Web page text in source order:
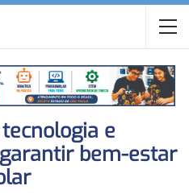
tecnologia e
bem-estar